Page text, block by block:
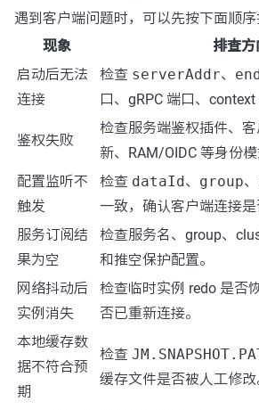
遇到客户端问题时，可以先按下面顺序
现象
排查方
启动后无法
连接
检查 serverAddr、
口、gRPC 端口、context
鉴权失败
检查服务端鉴权插件、
新、RAM/OIDC 等身份模
配置监听不
触发
检查 dataId、 group、
一致，确认客户端连接是
服务订阅结
果为空
检查服务名、group、
和推空保护配置。
网络抖动后
实例消失
检查临时实例 redo 是否
否已重新连接。
本地缓存数
据不符合预
期
检查
缓存文件是否被人工修改